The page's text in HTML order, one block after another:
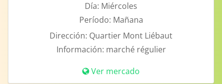
Día: Miércoles
Período: Mañana
Dirección: Quartier Mont Liébaut
Información: marché régulier
Ver mercado